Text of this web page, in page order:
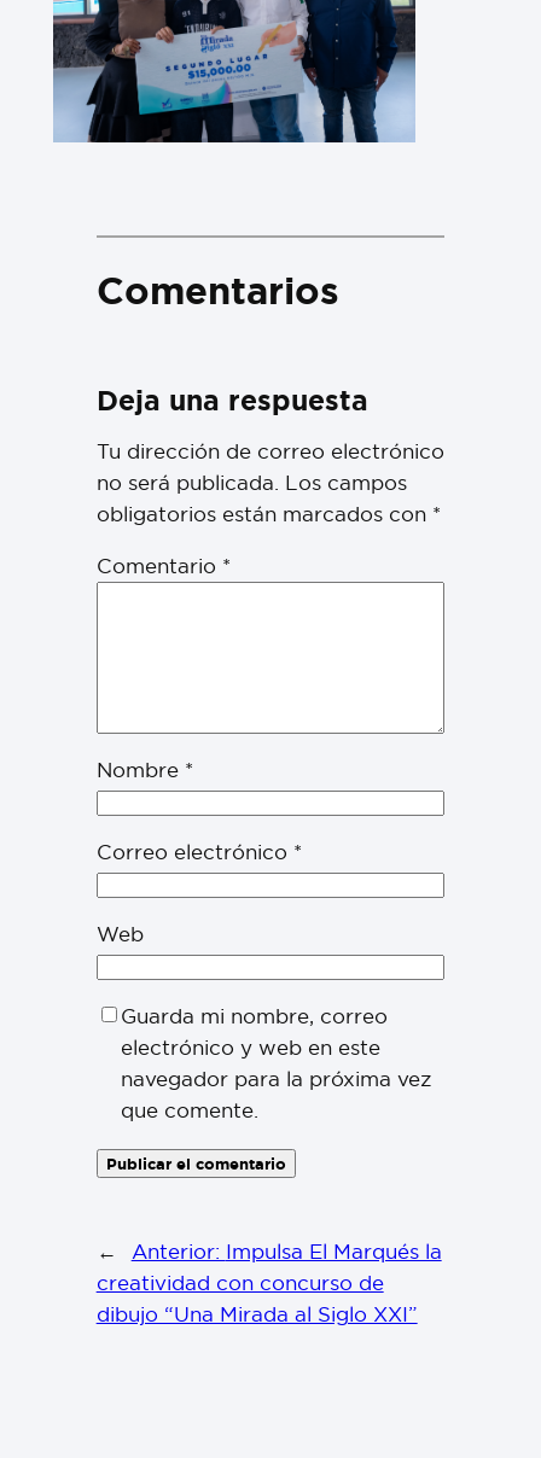
Comentarios
Deja una respuesta
Tu dirección de correo electrónico
no será publicada. Los campos
obligatorios están marcados con *
Comentario *
Nombre *
Correo electrónico *
Web
Guarda mi nombre, correo
electrónico y web en este
navegador para la próxima vez
que comente.
← Anterior: Impulsa El Marqués la
creatividad con concurso de
dibujo “Una Mirada al Siglo XXI”